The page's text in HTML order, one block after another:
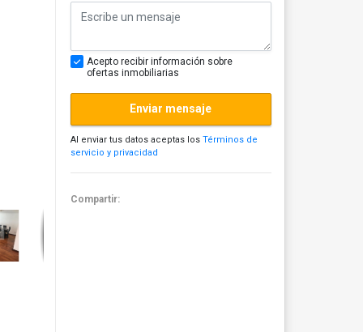
Acepto recibir información sobre
ofertas inmobiliarias
Enviar mensaje
Al enviar tus datos aceptas los Términos de
servicio y privacidad
Compartir: